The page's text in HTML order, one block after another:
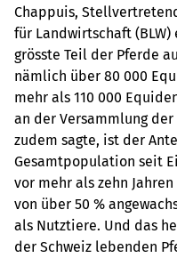
Chappuis,
für Landwirtschaft
grösste Teil der Pferde
nämlich über 80 000
mehr als 110 000
an der Versammlung
zudem sagte, ist der
Gesamtpopulation seit
vor mehr als zehn
von über 50 %
als Nutztiere. Und das
der Schweiz lebenden